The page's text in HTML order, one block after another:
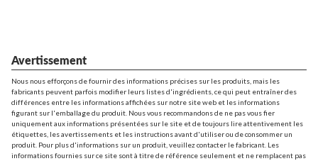
Avertissement
Nous nous efforçons de fournir des informations précises sur les produits, mais les
fabricants peuvent parfois modifier leurs listes d'ingrédients, ce qui peut entraîner des
différences entre les informations affichées sur notre site web et les informations
figurant sur l'emballage du produit. Nous vous recommandons de ne pas vous fier
uniquement aux informations présentées sur le site et de toujours lire attentivement les
étiquettes, les avertissements et les instructions avant d'utiliser ou de consommer un
produit. Pour plus d'informations sur un produit, veuillez contacter le fabricant. Les
informations fournies sur ce site sont à titre de référence seulement et ne remplacent pas